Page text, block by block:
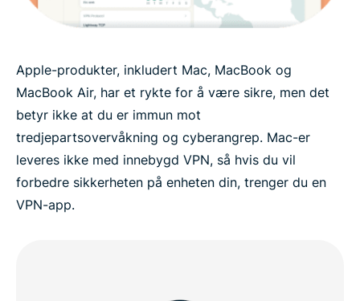
Apple-produkter, inkludert Mac, MacBook og
MacBook Air, har et rykte for å være sikre, men det
betyr ikke at du er immun mot
tredjepartsovervåkning og cyberangrep. Mac-er
leveres ikke med innebygd VPN, så hvis du vil
forbedre sikkerheten på enheten din, trenger du en
VPN-app.